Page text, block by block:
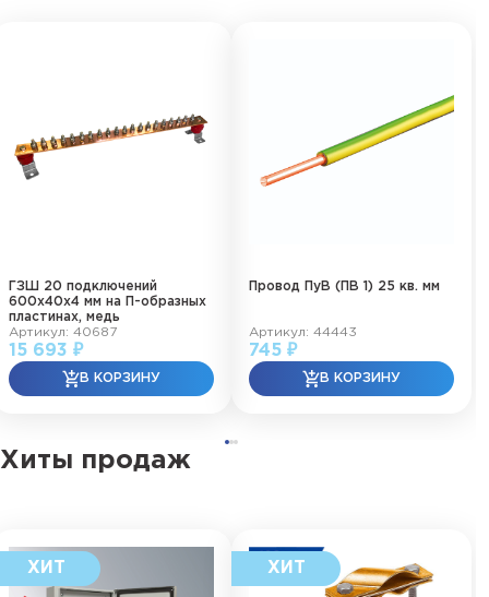
ГЗШ 20 подключений
600х40х4 мм на П-образных
пластинах, медь
Артикул: 40687
15 693 ₽
Провод ПуВ (ПВ 1) 25 кв. мм
Артикул: 44443
745 ₽
Хиты продаж